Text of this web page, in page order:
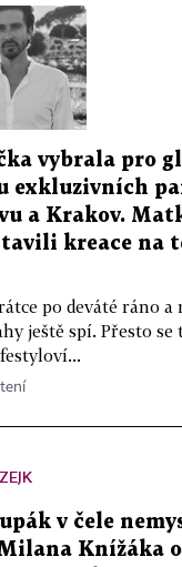
vybrala pro
exkluzivních
a Krakov.
kreace na
po deváté ráno a
ještě spí. Přesto se
v čele
Knížáka